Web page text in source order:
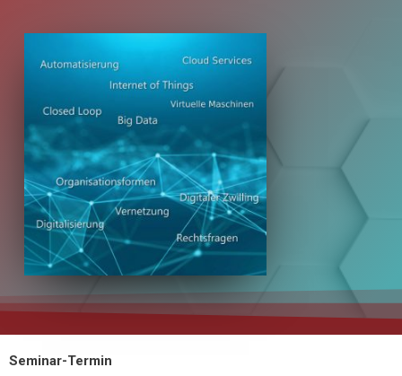
Seminar-Termin